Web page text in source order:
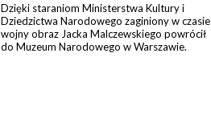
Dzięki staraniom Ministerstwa Kultury i
Dziedzictwa Narodowego zaginiony w czasie
wojny obraz Jacka Malczewskiego powrócił
do Muzeum Narodowego w Warszawie.